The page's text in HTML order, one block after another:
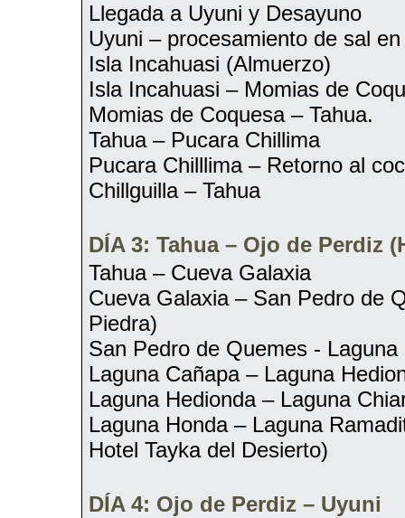
Llegada a Uyuni y Desayuno
Uyuni – procesamiento de sal
Isla Incahuasi (Almuerzo)
Isla Incahuasi – Momias de
Momias de Coquesa – Tahua.
Tahua – Pucara Chillima
Pucara Chilllima – Retorno al
Chillguilla – Tahua
DÍA 3: Tahua – Ojo de Perdiz
Tahua – Cueva Galaxia
Cueva Galaxia – San Pedro de
Piedra)
San Pedro de Quemes - Laguna
Laguna Cañapa – Laguna
Laguna Hedionda – Laguna
Laguna Honda – Laguna
Hotel Tayka del Desierto)
DÍA 4: Ojo de Perdiz – Uyuni